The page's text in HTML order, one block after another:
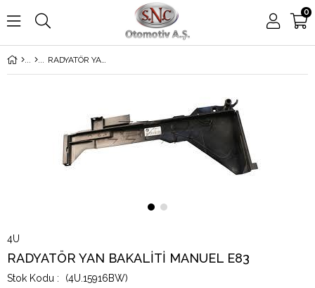
0
RADYATÖR YAN BAKALİTİ MANUEL E83
4U
RADYATÖR YAN BAKALİTİ MANUEL E83
(4U.15916BW)